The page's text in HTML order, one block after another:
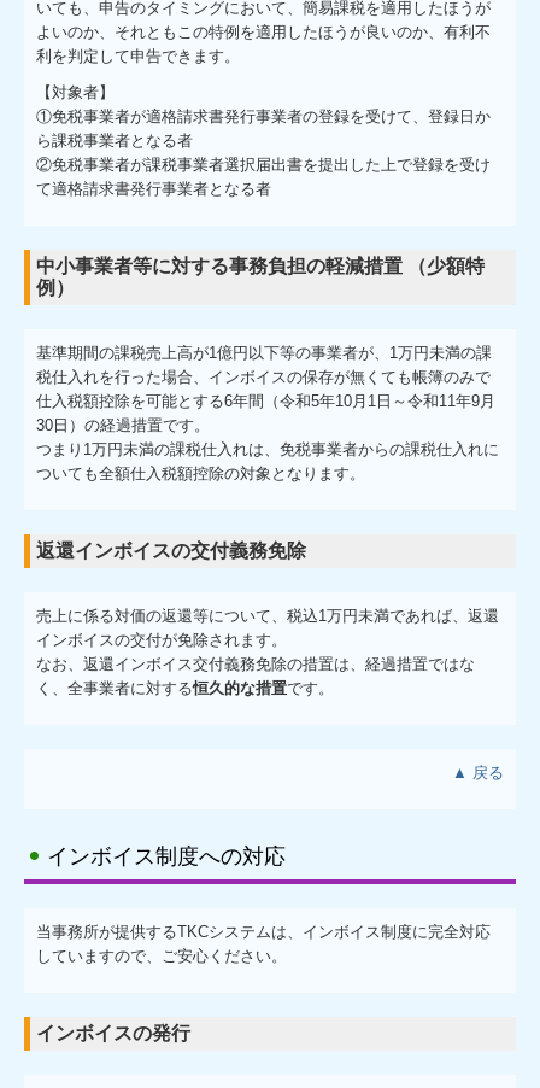
いても、申告のタイミングにおいて、簡易課税を適用したほうが
よいのか、それともこの特例を適用したほうが良いのか、有利不
利を判定して申告できます。
【対象者】
①免税事業者が適格請求書発行事業者の登録を受けて、登録日か
ら課税事業者となる者
②免税事業者が課税事業者選択届出書を提出した上で登録を受け
て適格請求書発行事業者となる者
中小事業者等に対する事務負担の軽減措置 （少額特
例）
基準期間の課税売上高が1億円以下等の事業者が、1万円未満の課
税仕入れを行った場合、インボイスの保存が無くても帳簿のみで
仕入税額控除を可能とする6年間（令和5年10月1日～令和11年9月
30日）の経過措置です。
つまり1万円未満の課税仕入れは、免税事業者からの課税仕入れに
ついても全額仕入税額控除の対象となります。
返還インボイスの交付義務免除
売上に係る対価の返還等について、税込1万円未満であれば、返還
インボイスの交付が免除されます。
なお、返還インボイス交付義務免除の措置は、経過措置ではな
く、全事業者に対する恒久的な措置です。
▲ 戻る
インボイス制度への対応
当事務所が提供するTKCシステムは、インボイス制度に完全対応
していますので、ご安心ください。
インボイスの発行